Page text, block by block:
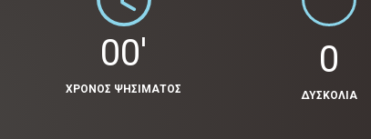
00'
ΧΡΟΝΟΣ ΨΗΣΙΜΑΤΟΣ
0
ΔΥΣΚΟΛΙΑ